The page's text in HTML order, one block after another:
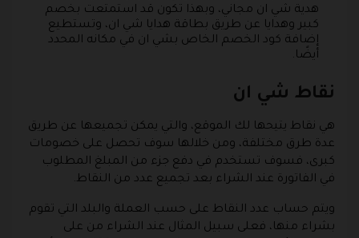
هدية شي ان مجاني، وبهذا تكون قد استمتعت بخصم
كبير وهدايا عن طريق بطاقة هدايا شي ان، وتستطيع
إضافة كود الخصم الخاص بشي ان في مكانه المحدد
أيضًا.
نقاط شي ان
هي نقاط يتيحها لك الموقع، والتي يمكن تجميعها عن طريق
عدة طرق مختلفة، ومن خلالها سوف تحصل على خصومات
كبرى، فسوف تستخدم في دفع جزء من المبلغ المطلوب
في الفاتورة عند الشراء بعد تجميع عدد من النقاط.
ويتم حساب عدد النقاط على حسب العملة والبلد التي تقوم
بشراء منها، فعلى سبيل المثال عند الشراء من على